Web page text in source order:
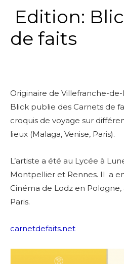
Edition:
de faits
Originaire de Villefranche-
Blick publie des Carnets de
croquis de voyage sur
lieux (Malaga, Venise, Paris).
L’artiste a été au Lycée à
Montpellier et Rennes. Il a
Cinéma de Lodz en Pologne,
Paris.
carnetdefaits.net